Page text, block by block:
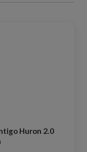
Huron 2.0